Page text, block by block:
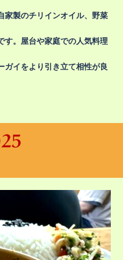
家製のチリインオイル、野菜
す。屋台や家庭での人気料理
ガイをより引き立て相性が良